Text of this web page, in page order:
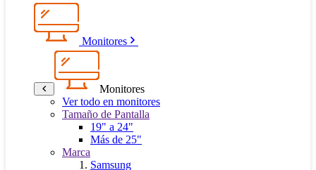
Monitores
Monitores
Ver todo en monitores
Tamaño de Pantalla
19" a 24"
Más de 25"
Marca
Samsung